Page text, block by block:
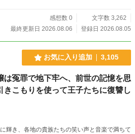
感想数 0
文字数 3,262
最終更新日 2026.08.06
登録日 2026.08.05
お気に入り追加 3,105
は冤罪で地下牢へ、前世の記憶を思
きこもりを使って王子たちに復讐し
輝き、各地の貴族たちの笑い声と音楽で満ちて